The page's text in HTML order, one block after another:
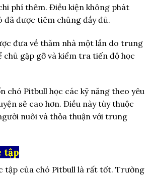
phí thêm. Điều kiện không phát
đã được tiêm chủng đầy đủ.
đưa về thăm nhà một lần do trung
gặp gỡ và kiểm tra tiến độ học
chó Pitbull học các kỹ năng theo yêu
sẽ cao hơn. Điều này tùy thuộc
nuôi và thỏa thuận với trung
tập
tập của chó Pitbull là rất tốt. Trường